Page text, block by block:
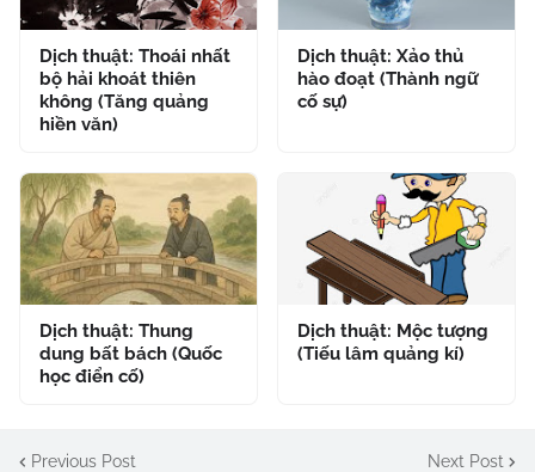
Dịch thuật: Thoái nhất
bộ hải khoát thiên
không (Tăng quảng
hiền văn)
Dịch thuật: Xảo thủ
hào đoạt (Thành ngữ
cố sự)
Dịch thuật: Thung
dung bất bách (Quốc
học điển cố)
Dịch thuật: Mộc tượng
(Tiếu lâm quảng kí)
Previous Post Next Post